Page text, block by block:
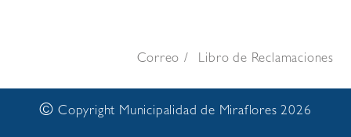
Correo Libro de Reclamaciones
© Copyright Municipalidad de Miraflores 2026